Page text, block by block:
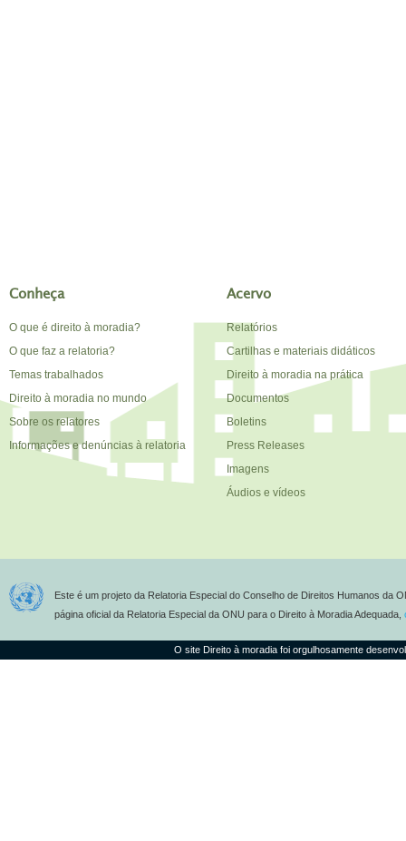
Conheça
O que é direito à moradia?
O que faz a relatoria?
Temas trabalhados
Direito à moradia no mundo
Sobre os relatores
Informações e denúncias à relatoria
Acervo
Relatórios
Cartilhas e materiais didáticos
Direito à moradia na prática
Documentos
Boletins
Press Releases
Imagens
Áudios e vídeos
Este é um projeto da Relatoria Especial do Conselho de Direitos Humanos da
página oficial da Relatoria Especial da ONU para o Direito à Moradia Adequada,
O site Direito à moradia foi orgulhosamente